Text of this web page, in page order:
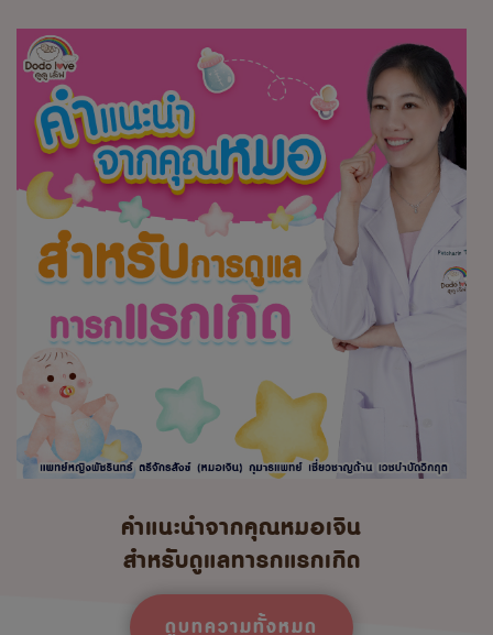
คำแนะนำจากคุณหมอเจิน
สำหรับดูแลทารกแรกเกิด
ดูบทความทั้งหมด